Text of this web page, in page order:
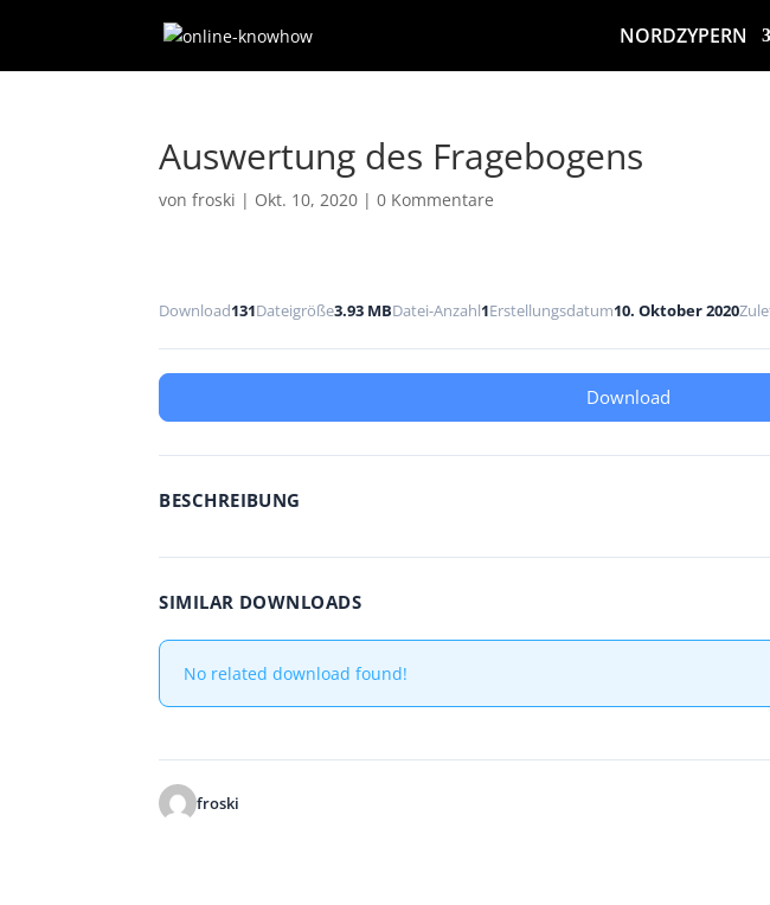
NORDZYPERN
Auswertung des Fragebogens
vonfroski | Okt. 10, 2020 |0 Kommentare
Download131Dateigröße3.93 MBDatei-Anzahl1Erstellungsdatum10. Oktober 2020
Download
BESCHREIBUNG
SIMILAR DOWNLOADS
No related download found!
froski